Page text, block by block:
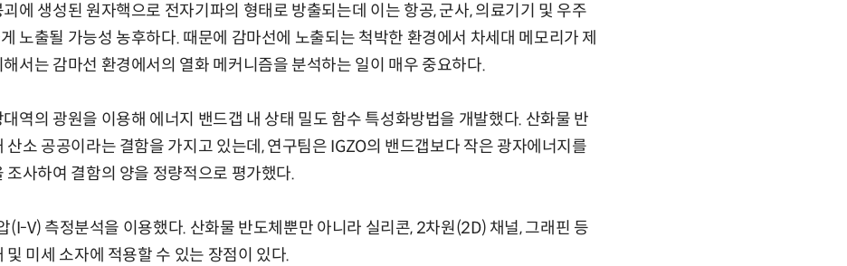
에 생성된 원자핵으로 전자기파의 형태로 방출되는데 이는 항공, 군사, 의료기기 및 우주
노출될 가능성 농후하다. 때문에 감마선에 노출되는 척박한 환경에서 차세대 메모리가 제
서는 감마선 환경에서의 열화 메커니즘을 분석하는 일이 매우 중요하다.
역의 광원을 이용해 에너지 밴드갭 내 상태 밀도 함수 특성화방법을 개발했다. 산화물 반
산소 공공이라는 결함을 가지고 있는데, 연구팀은 IGZO의 밴드갭보다 작은 광자에너지를
조사하여 결함의 양을 정량적으로 평가했다.
(I-V) 측정분석을 이용했다. 산화물 반도체뿐만 아니라 실리콘, 2차원(2D) 채널, 그래핀 등
및 미세 소자에 적용할 수 있는 장점이 있다.